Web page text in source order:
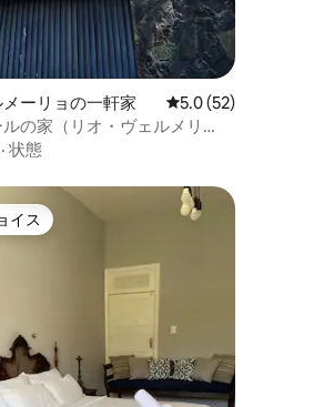
つ星の平均評価
ーリョの一軒家 レビュー52件、5つ
5.0 (52)
の家（リオ・ヴェルメリ
· 状態
イス
イス